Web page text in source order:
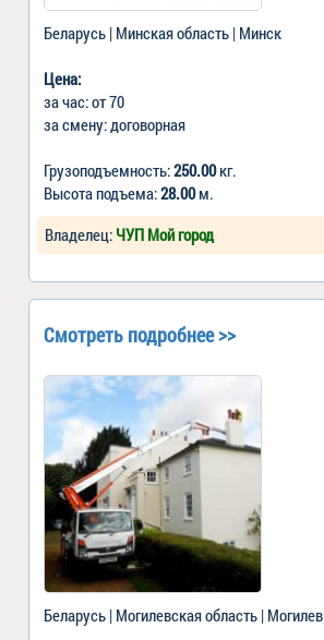
Беларусь | Минская область | Минск
Цена:
за час: от 70
за смену: договорная
Грузоподъемность:250.00кг.
Высота подъема:28.00м.
Владелец: ЧУП Мой город
Смотреть подробнее >>
Беларусь | Могилевская область | Могилев